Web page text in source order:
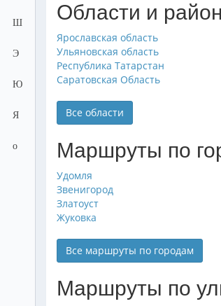
Ш
Э
Ю
Я
о
Области и
Ярославская область
Ульяновская область
Республика Татарстан
Саратовская Область
Все области
Маршруты по
Удомля
Звенигород
Златоуст
Жуковка
Все маршруты по городам
Маршруты по